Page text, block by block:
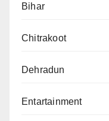
Bihar
Chitrakoot
Dehradun
Entartainment